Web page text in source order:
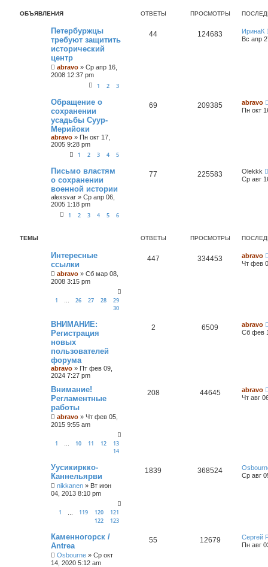
ОБЪЯВЛЕНИЯ ОТВЕТЫ ПРОСМОТРЫ
Петербуржцы
требуют защитить
исторический
центр
abravo » Ср апр 16,
2008 12:37 pm
1 2 3
44 124683
ИринаК
Вс апр
Обращение о
сохранении
усадьбы Суур-
Мерийоки
abravo » Пн окт 17,
2005 9:28 pm
1 2 3 4 5
69 209385
abravo
Пн окт
Письмо властям
о сохранении
военной истории
alexsvar » Ср апр 06,
2005 1:18 pm
1 2 3 4 5 6
77 225583
Olekkk
Ср авг
ТЕМЫ ОТВЕТЫ ПРОСМОТРЫ
Интересные
ссылки
abravo » Сб мар 08,
2008 3:15 pm
1 … 26 27 28
29
30
447 334453
abravo
Чт фев
ВНИМАНИЕ:
Регистрация
новых
пользователей
форума
abravo » Пт фев 09,
2024 7:27 pm
2 6509
abravo
Сб фев
Внимание!
Регламентные
работы
abravo » Чт фев 05,
2015 9:55 am
1 … 10 11 12
13
14
208 44645
abravo
Чт авг
Уусикиркко-
Каннельярви
nikkanen » Вт июн
04, 2013 8:10 pm
1 119 120
121
122
123
1839 368524
Ср авг
Каменногорск /
Antrea
Osbourne » Ср окт
14, 2020 5:12 am
55 12679
Сергей
Пн авг